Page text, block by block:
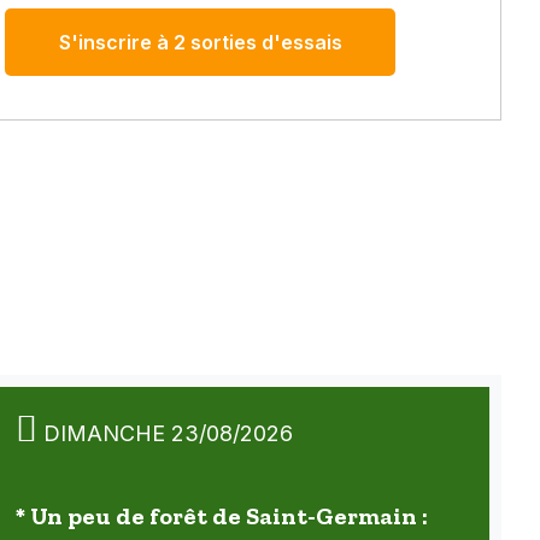
S'inscrire à 2 sorties d'essais
DIMANCHE 23/08/2026
* Un peu de forêt de Saint-Germain :